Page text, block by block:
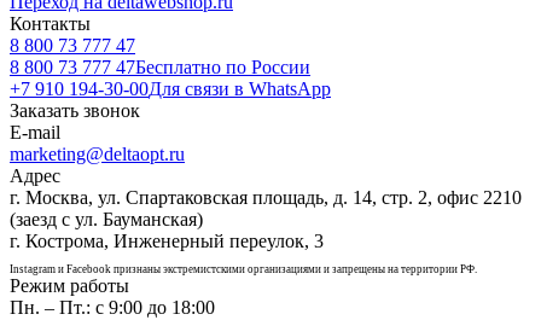
Контакты
8 800 73 777 47
8 800 73 777 47Бесплатно по России
+7 910 194-30-00Для связи в WhatsApp
Заказать звонок
E-mail
marketing@deltaopt.ru
Адрес
г. Москва, ул. Спартаковская площадь, д. 14, стр. 2, офис 2210
(заезд с ул. Бауманская)
г. Кострома, Инженерный переулок, 3
Instagram и Facebook признаны экстремистскими организациями и запрещены на территории РФ.
Режим работы
Пн. – Пт.: с 9:00 до 18:00